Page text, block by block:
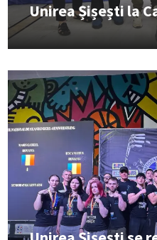
Unirea Șișești la